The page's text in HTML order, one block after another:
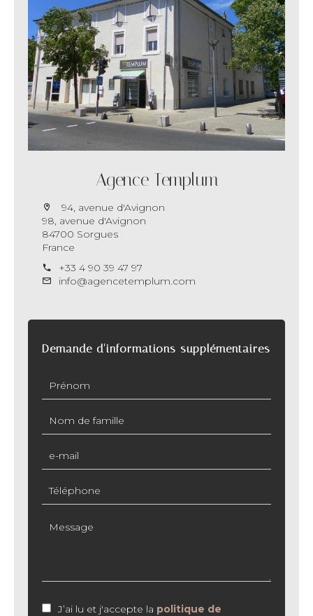
Agence Templum
94, avenue d'Avignon
98, avenue d'Avignon
84700 Sorgues
France
+33 4 90 39 47 97
info@agencetemplum.com
Demande d'informations supplémentaires
J’ai lu et j'accepte la politique de